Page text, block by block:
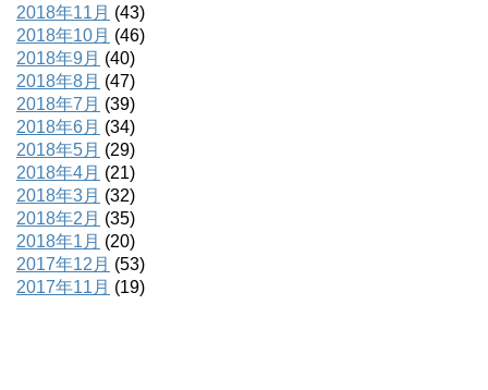
2018年11月 (43)
2018年10月 (46)
2018年9月 (40)
2018年8月 (47)
2018年7月 (39)
2018年6月 (34)
2018年5月 (29)
2018年4月 (21)
2018年3月 (32)
2018年2月 (35)
2018年1月 (20)
2017年12月 (53)
2017年11月 (19)